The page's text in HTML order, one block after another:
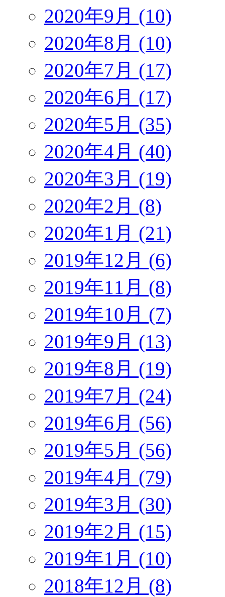
2020年9月 (10)
2020年8月 (10)
2020年7月 (17)
2020年6月 (17)
2020年5月 (35)
2020年4月 (40)
2020年3月 (19)
2020年2月 (8)
2020年1月 (21)
2019年12月 (6)
2019年11月 (8)
2019年10月 (7)
2019年9月 (13)
2019年8月 (19)
2019年7月 (24)
2019年6月 (56)
2019年5月 (56)
2019年4月 (79)
2019年3月 (30)
2019年2月 (15)
2019年1月 (10)
2018年12月 (8)